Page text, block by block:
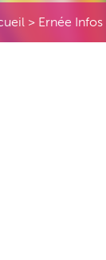
> Ernée Infos